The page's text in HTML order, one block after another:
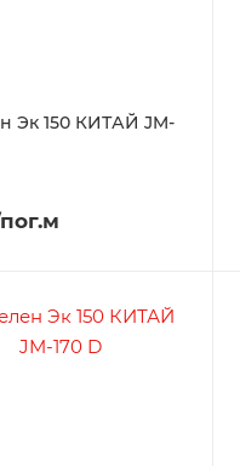
Эк 150 КИТАЙ JM-